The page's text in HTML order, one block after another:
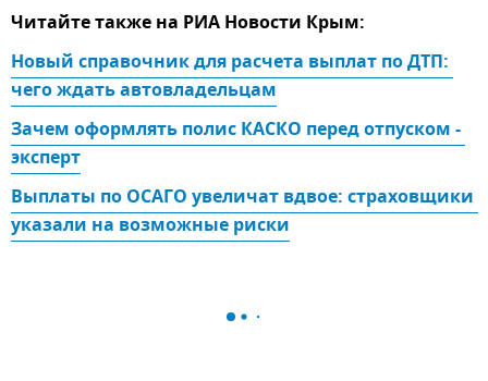
Читайте также на РИА Новости Крым:
Новый справочник для расчета выплат по ДТП:
чего ждать автовладельцам
Зачем оформлять полис КАСКО перед отпуском -
эксперт
Выплаты по ОСАГО увеличат вдвое: страховщики
указали на возможные риски